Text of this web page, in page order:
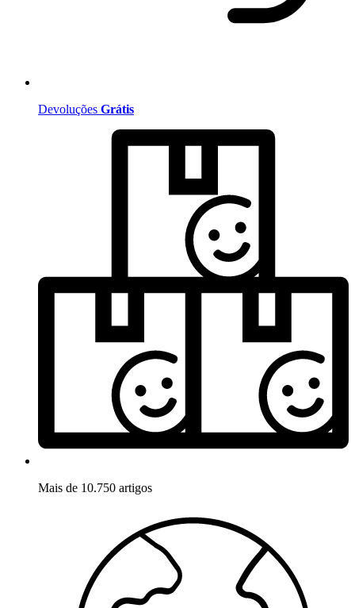
Devoluções Grátis
Mais de 10.750 artigos